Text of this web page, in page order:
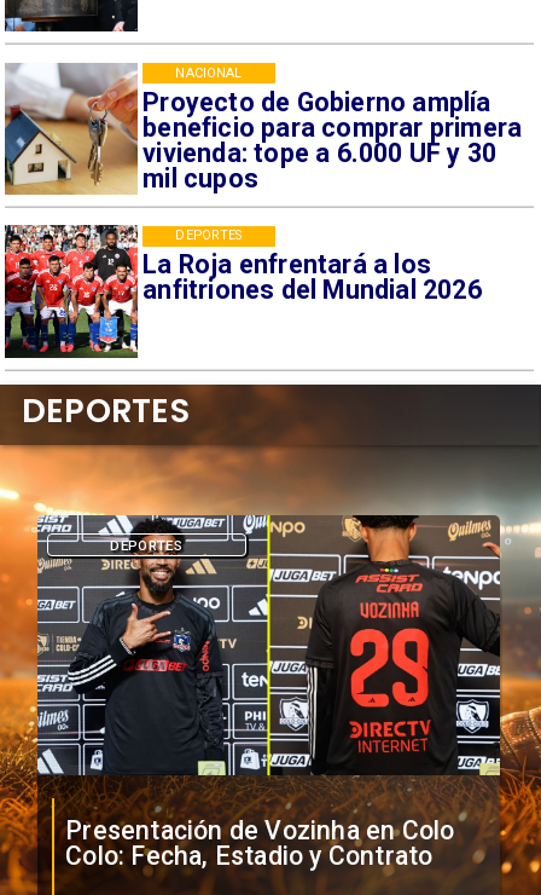
Proyecto de Gobierno amplía
beneficio para comprar primera
vivienda: tope a 6.000 UF y 30
mil cupos
NACIONAL
La Roja enfrentará a los
anfitriones del Mundial 2026
DEPORTES
Presentación de Vozinha en Colo
Colo: Fecha, Estadio y Contrato
DEPORTES
DEPORTES